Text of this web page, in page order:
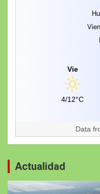
Vie
4/12°C
Data
Actualidad